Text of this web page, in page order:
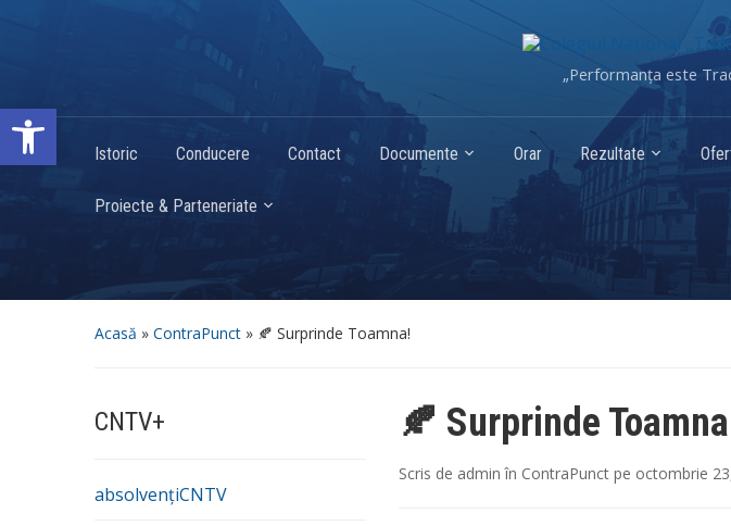
Deschide bara de unelte
„Performanța este
Istoric Conducere Contact Documente Orar Rezultate
Proiecte & Parteneriate
Acasă » ContraPunct » 🍂 Surprinde Toamna!
CNTV+
absolvențiCNTV
🍂 Surprinde
Scris de admin în ContraPunct pe octombrie